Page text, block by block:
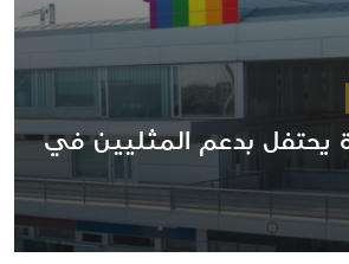
يحتفل بدعم المثليين في